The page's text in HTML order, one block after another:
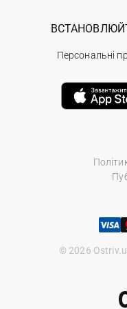
© 2026
Персональні